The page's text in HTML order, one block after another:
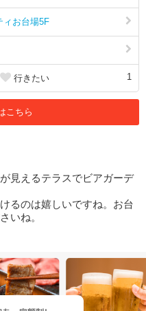
ィお台場5F
行きたい 1
こちら
見えるテラスでビアガーデ
るのは嬉しいですね。お台
いね。